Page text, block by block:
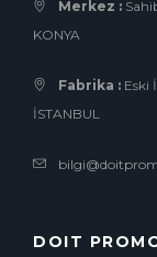
Merkez :
KONYA
Fabrika : Eski
İSTANBUL
DOIT